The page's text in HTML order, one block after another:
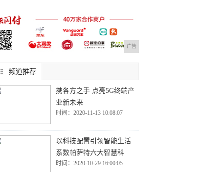
广告
频道推荐
携各方之手 点亮5G终端产
业新未来
时间：2020-11-13 10:08:07
以科技配置引领智能生活
系数帕萨特六大智慧科
时间：2020-10-29 16:00:05